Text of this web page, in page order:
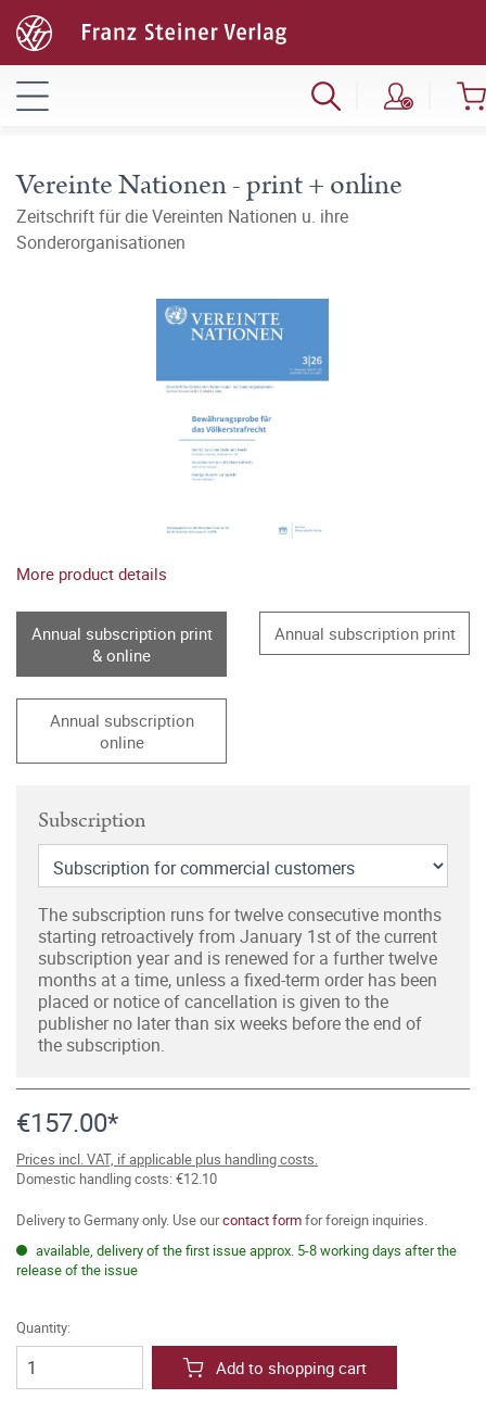
Vereinte Nationen - print + online
Zeitschrift für die Vereinten Nationen u. ihre
Sonderorganisationen
More product details
Annual subscription print
& online
Annual subscription print
Annual subscription
online
Subscription
The subscription runs for twelve consecutive months
starting retroactively from January 1st of the current
subscription year and is renewed for a further twelve
months at a time, unless a fixed-term order has been
placed or notice of cancellation is given to the
publisher no later than six weeks before the end of
the subscription.
€157.00*
Prices incl. VAT, if applicable plus handling costs.
Domestic handling costs: €12.10
Delivery to Germany only. Use ourcontact formfor foreign inquiries.
available, delivery of the first issue approx. 5-8 working days after the
release of the issue
Quantity:
Add to shopping cart